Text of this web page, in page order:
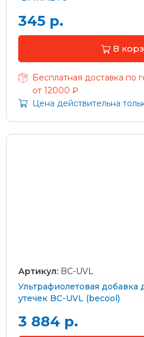
345 р.
В
Бесплатная доставка по
от 12000 ₽
Цена действительна
Артикул: BC-UVL
Ультрафиолетовая добавка
утечек BC-UVL (becool)
3 884 р.